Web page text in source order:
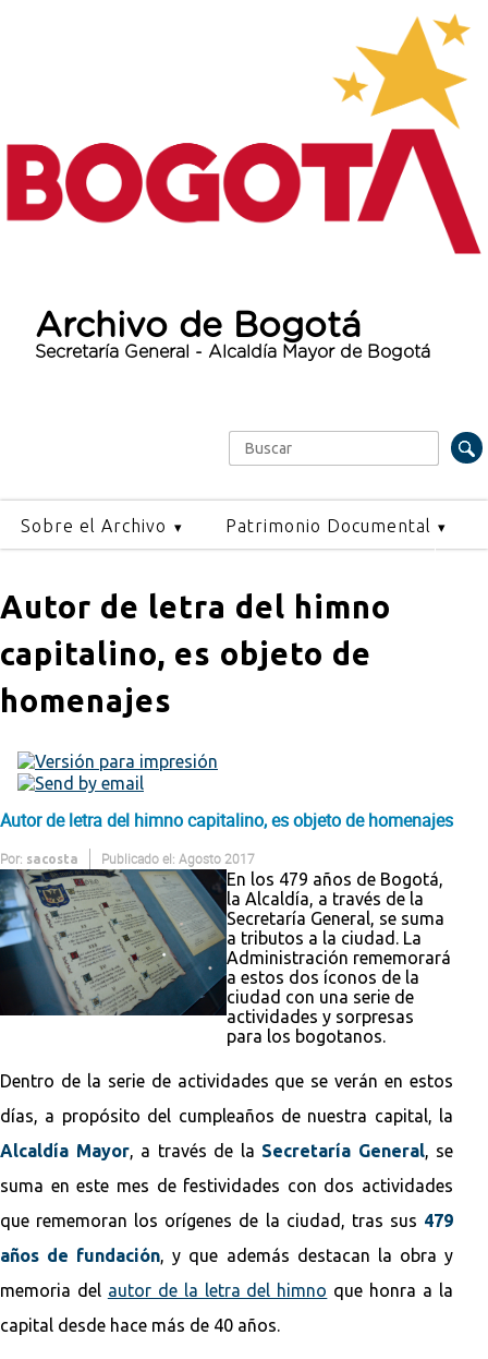
Archivo de Bogotá
Secretaría General - Alcaldía Mayor de Bogotá
Formulario de búsqueda
Buscar
Sobre el Archivo Patrimonio Documental
Autor de letra del himno
capitalino, es objeto de
homenajes
Autor de letra del himno capitalino, es objeto de homenajes
Por: sacosta Publicado el: Agosto 2017
En los 479 años de Bogotá,
la Alcaldía, a través de la
Secretaría General, se suma
a tributos a la ciudad. La
Administración rememorará
a estos dos íconos de la
ciudad con una serie de
actividades y sorpresas
para los bogotanos.
Dentro de la serie de actividades que se verán en estos
días, a propósito del cumpleaños de nuestra capital, la
Alcaldía Mayor, a través de la Secretaría General, se
suma en este mes de festividades con dos actividades
que rememoran los orígenes de la ciudad, tras sus 479
años de fundación, y que además destacan la obra y
memoria del autor de la letra del himno que honra a la
capital desde hace más de 40 años.